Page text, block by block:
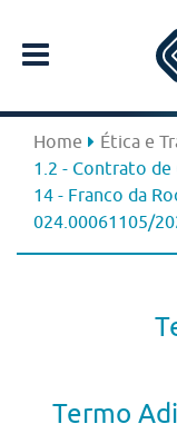
Home Ética e
1.2 - Contrato de
14 - Franco da
024.00061105/
Termo